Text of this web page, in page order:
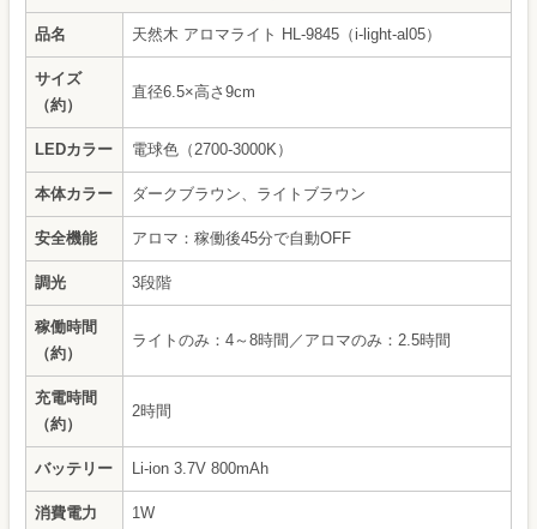
品名 天然木 アロマライト HL-9845（i-light-al05）
サイズ
（約）
直径6.5×高さ9cm
LEDカラー 電球色（2700-3000K）
本体カラー ダークブラウン、ライトブラウン
安全機能 アロマ：稼働後45分で自動OFF
調光 3段階
稼働時間
（約）
ライトのみ：4～8時間／アロマのみ：2.5時間
充電時間
（約）
2時間
バッテリー Li-ion 3.7V 800mAh
消費電力 1W